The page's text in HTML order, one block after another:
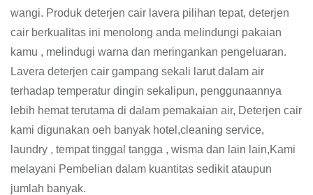
wangi. Produk deterjen cair lavera pilihan tepat, deterjen
cair berkualitas ini menolong anda melindungi pakaian
kamu , melindugi warna dan meringankan pengeluaran.
Lavera deterjen cair gampang sekali larut dalam air
terhadap temperatur dingin sekalipun, penggunaannya
lebih hemat terutama di dalam pemakaian air, Deterjen cair
kami digunakan oeh banyak hotel,cleaning service,
laundry , tempat tinggal tangga , wisma dan lain lain,Kami
melayani Pembelian dalam kuantitas sedikit ataupun
jumlah banyak.